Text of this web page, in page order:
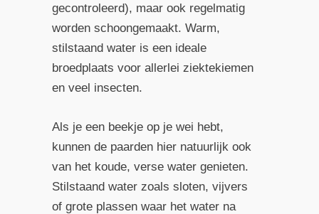
gecontroleerd), maar ook regelmatig
worden schoongemaakt. Warm,
stilstaand water is een ideale
broedplaats voor allerlei ziektekiemen
en veel insecten.
Als je een beekje op je wei hebt,
kunnen de paarden hier natuurlijk ook
van het koude, verse water genieten.
Stilstaand water zoals sloten, vijvers
of grote plassen waar het water na